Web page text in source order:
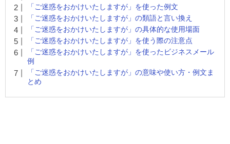
「ご迷惑をおかけいたしますが」を使った例文
「ご迷惑をおかけいたしますが」の類語と言い換え
「ご迷惑をおかけいたしますが」の具体的な使用場面
「ご迷惑をおかけいたしますが」を使う際の注意点
「ご迷惑をおかけいたしますが」を使ったビジネスメール
例
「ご迷惑をおかけいたしますが」の意味や使い方・例文ま
とめ